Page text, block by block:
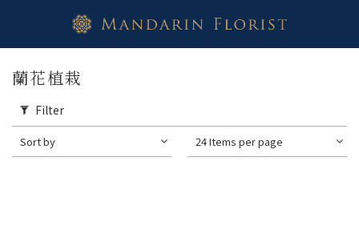
蘭花植栽
Filter
Sort by 24 Items per page